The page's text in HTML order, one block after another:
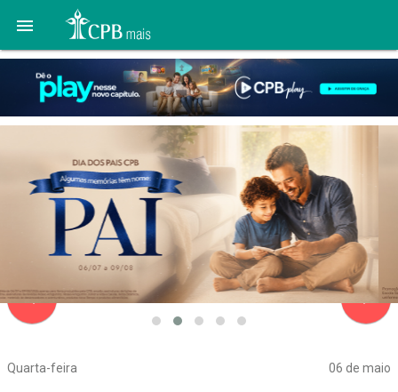

Quarta-feira 06 de maio
navigate_before navigate_next